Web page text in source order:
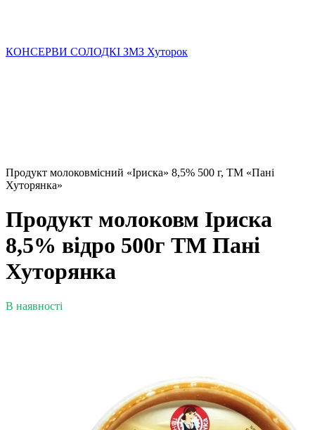
КОНСЕРВИ СОЛОДКІ ЗМЗ Хуторок
Продукт молоковмісний «Іриска» 8,5% 500 г, ТМ «Пані
Хуторянка»
Продукт молоковм Іриска
8,5% відро 500г ТМ Пані
Хуторянка
В наявності